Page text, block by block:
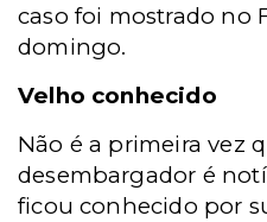
caso foi mostrado no
domingo.
Velho conhecido
Não é a primeira vez
desembargador é
ficou conhecido por